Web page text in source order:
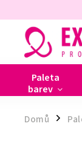
Paleta
barev
Domů /